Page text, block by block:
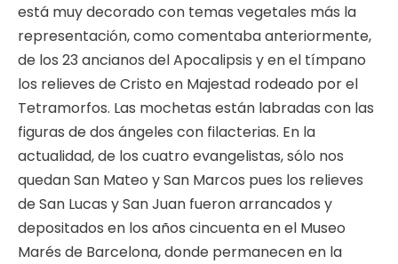
está muy decorado con temas vegetales más la
representación, como comentaba anteriormente,
de los 23 ancianos del Apocalipsis y en el tímpano
los relieves de Cristo en Majestad rodeado por el
Tetramorfos. Las mochetas están labradas con las
figuras de dos ángeles con filacterias. En la
actualidad, de los cuatro evangelistas, sólo nos
quedan San Mateo y San Marcos pues los relieves
de San Lucas y San Juan fueron arrancados y
depositados en los años cincuenta en el Museo
Marés de Barcelona, donde permanecen en la